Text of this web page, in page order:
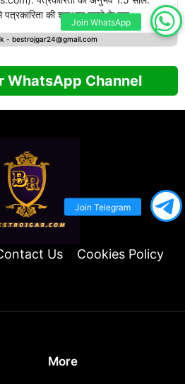
पत्रकारिता की शुरुआत करने के बाद
में नई पारी का आगाज किया है. राष्ट्रीय
खबरों के लेखन में दिलचस्पी.
- bestrojgar24@gmail.com
WhatsApp Channel
Us Cookies Policy
More
Join WhatsApp
Join Telegram